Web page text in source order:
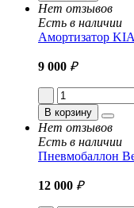
Нет отзывов
Есть в наличии
Амортизатор
9 000 ₽
В корзину
Нет отзывов
Есть в наличии
Пневмобаллон
12 000 ₽